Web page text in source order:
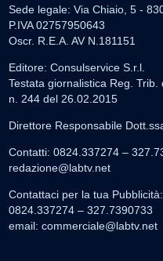
Sede legale: Via Chiaio, 5 -
P.IVA 02757950643
Oscr. R.E.A. AV N.181151
Editore: Consulservice S.r.l.
Testata giornalistica Reg. Trib.
n. 244 del 26.02.2015
Direttore Responsabile
Contatti: 0824.337274 –
redazione@labtv.net
Contattaci per la tua Pubblicità:
0824.337274 – 327.7390733
email: commerciale@labtv.net